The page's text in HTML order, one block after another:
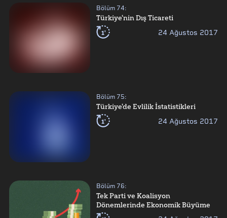
Bölüm 74:
Türkiye'nin Dış Ticareti
1' 24 Ağustos 2017
Bölüm 75:
Türkiye'de Evlilik İstatistikleri
1' 24 Ağustos 2017
Bölüm 76:
Tek Parti ve Koalisyon
Dönemlerinde Ekonomik Büyüme